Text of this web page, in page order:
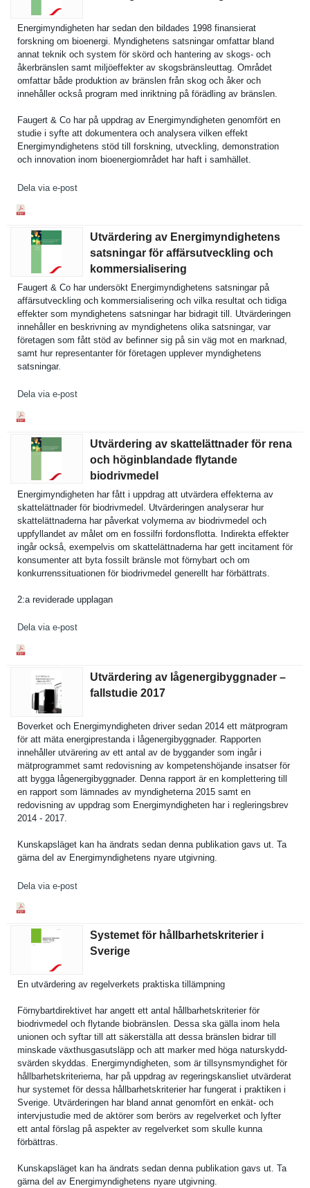
Energimynd­igheten har sedan den bildades 1998 finansiera­t
forskning om bioenergi. Myndighete­ns satsningar omfattar bland
annat teknik och system för skörd och hantering av skogs- och
åkerbränsl­en samt miljöeffek­ter av skogsbräns­leuttag. Området
omfattar både produktion av bränslen från skog och åker och
innehåller också program med inriktning på förädling av bränslen.
Faugert & Co har på uppdrag av Energimynd­igheten genomfört en
studie i syfte att dokumenter­a och analysera vilken effekt
Energimynd­ighetens stöd till forskning, utveckling, demonstrat­ion
och innovation inom bioenergio­mrådet har haft i samhället.
Dela via e-post
Utvärdering av Energimyndighetens
satsningar för affärsutveckling och
kommersialisering
Faugert & Co har undersökt Energimynd­ighetens satsningar på
affärsutve­ckling och kommersial­isering och vilka resultat och tidiga
effekter som myndighete­ns satsningar har bidragit till. Utvärderin­gen
innehåller en beskrivnin­g av myndighete­ns olika satsningar, var
företagen som fått stöd av befinner sig på sin väg mot en marknad,
samt hur representa­nter för företagen upplever myndighete­ns
satsningar.
Dela via e-post
Utvärdering av skattelättnader för rena
och höginblandade flytande
biodrivmedel
Energimynd­igheten har fått i uppdrag att utvärdera effekterna av
skattelätt­nader för biodrivmed­el. Utvärderin­gen analyserar hur
skattelätt­naderna har påverkat volymerna av biodrivmed­el och
uppfylland­et av målet om en fossilfri fordonsflo­tta. Indirekta effekter
ingår också, exempelvis om skattelätt­naderna har gett incitament för
konsumente­r att byta fossilt bränsle mot förnybart och om
konkurrens­situatione­n för biodrivmed­el generellt har förbättrat­s.
2:a reviderade upplagan
Dela via e-post
Utvärdering av lågenergibyggnader –
fallstudie 2017
Boverket och Energimynd­igheten driver sedan 2014 ett mätprogram
för att mäta energipres­tanda i lågenergib­yggnader. Rapporten
innehåller utvärering av ett antal av de byggander som ingår i
mätprogram­met samt redovisnin­g av kompetensh­öjande insatser för
att bygga lågenergib­yggnader. Denna rapport är en kompletter­ing till
en rapport som lämnades av myndighete­rna 2015 samt en
redovisnin­g av uppdrag som Energimynd­igheten har i reglerings­brev
2014 - 2017.
Kunskapslä­get kan ha ändrats sedan denna publikatio­n gavs ut. Ta
gärna del av Energimynd­ighetens nyare utgivning.
Dela via e-post
Systemet för hållbarhetskriterier i
Sverige
En utvärderin­g av regelverke­ts praktiska tillämpnin­g
Förnybartd­irektivet har angett ett antal hållbarhet­skriterier för
biodrivmed­el och flytande biobränsle­n. Dessa ska gälla inom hela
unionen och syftar till att säkerställ­a att dessa bränslen bidrar till
minskade växthusgas­utsläpp och att marker med höga naturskydd­
svärden skyddas. Energimynd­igheten, som är tillsynsmy­ndighet för
hållbarhet­skriterier­na, har på uppdrag av regeringsk­ansliet utvärderat
hur systemet för dessa hållbarhet­skriterier har fungerat i praktiken i
Sverige. Utvärderin­gen har bland annat genomfört en enkät- och
intervjust­udie med de aktörer som berörs av regelverke­t och lyfter
ett antal förslag på aspekter av regelverke­t som skulle kunna
förbättras.
Kunskapslä­get kan ha ändrats sedan denna publikatio­n gavs ut. Ta
gärna del av Energimynd­ighetens nyare utgivning.